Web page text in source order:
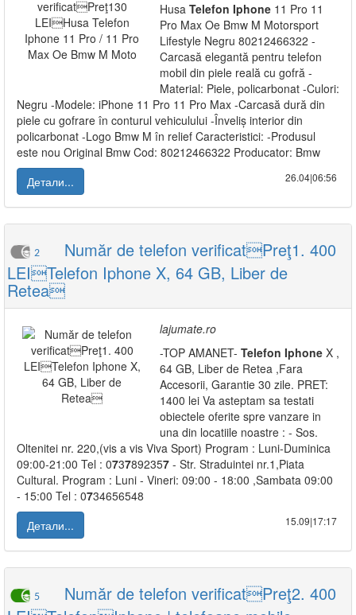
Husa Telefon Iphone 11 Pro 11
Pro Max Oe Bmw M Motorsport
Lifestyle Negru 80212466322 -
Carcasă elegantă pentru telefon
mobil din piele reală cu gofră -
Material: Piele, policarbonat -Culori:
Negru -Modele: iPhone 11 Pro 11 Pro Max -Carcasă dură din
piele cu gofrare în conturul vehiculului -Înveliș interior din
policarbonat -Logo Bmw M în relief Caracteristici: -Produsul
este nou Original Bmw Cod: 80212466322 Producator: Bmw
Детали...
26.04|06:56
2
Număr de telefon verificatPreţ1. 400
LEITelefon Iphone X, 64 GB, Liber de
Retea
lajumate.ro
-TOP AMANET- Telefon Iphone X ,
64 GB, Liber de Retea ,Fara
Accesorii, Garantie 30 zile. PRET:
1400 lei Va asteptam sa testati
obiectele oferite spre vanzare in
una din locatiile noastre : - Sos.
Oltenitei nr. 220,(vis a vis Viva Sport) Program : Luni-Duminica
09:00-21:00 Tel : 0737892357 - Str. Straduintei nr.1,Piata
Cultural. Program : Luni - Vineri: 09:00 - 18:00 ,Sambata 09:00
- 15:00 Tel : 0734656548
Детали...
15.09|17:17
5
Număr de telefon verificatPreţ2. 400